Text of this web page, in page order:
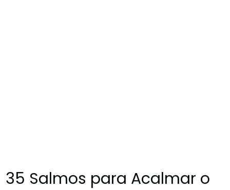
35 Salmos para Acalmar o